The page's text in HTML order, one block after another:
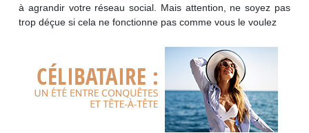
à agrandir votre réseau social. Mais attention, ne soyez pas
trop déçue si cela ne fonctionne pas comme vous le voulez